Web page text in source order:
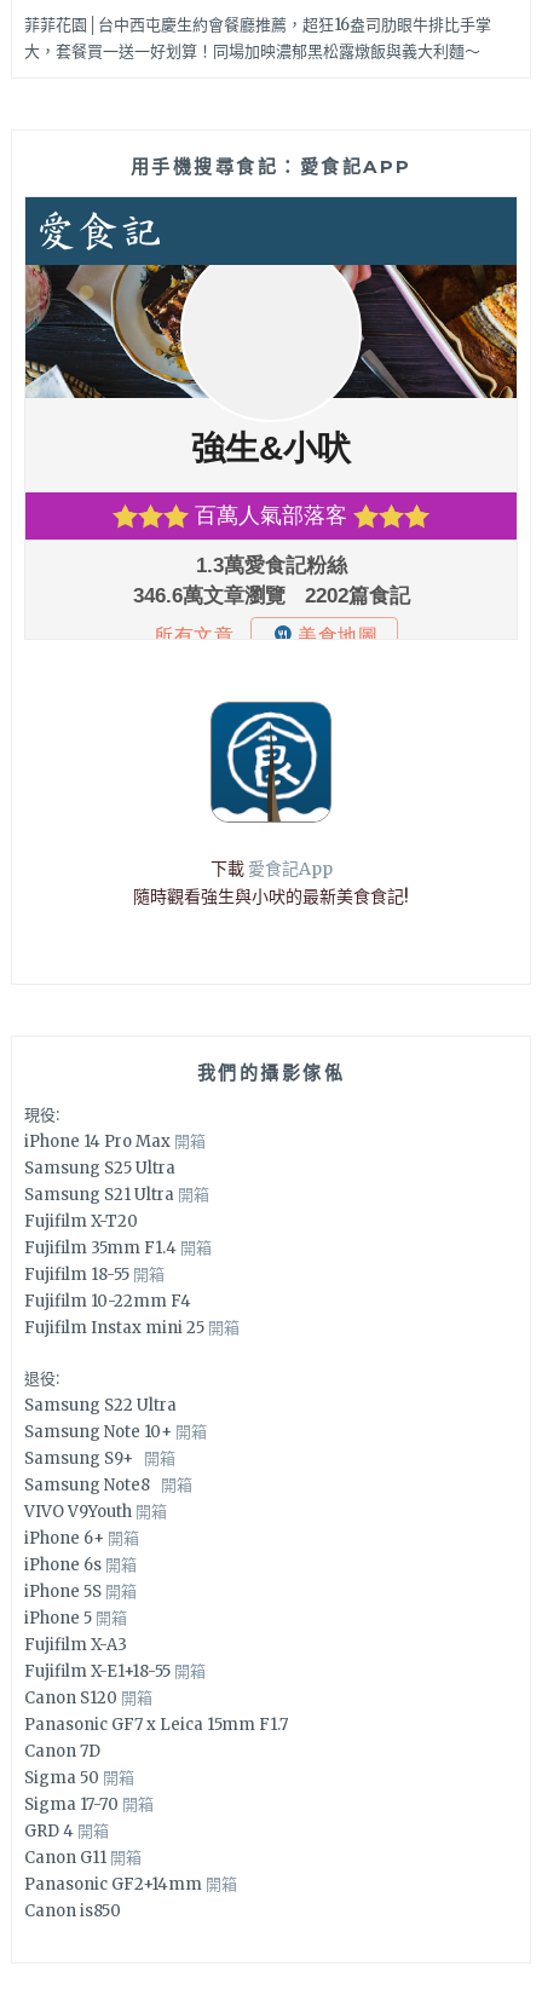
菲菲花園│台中西屯慶生約會餐廳推薦，超狂16盎司肋眼牛排比手掌
大，套餐買一送一好划算！同場加映濃郁黑松露燉飯與義大利麵～
用手機搜尋食記：愛食記APP
下載 愛食記App
隨時觀看強生與小吠的最新美食食記!
我們的攝影傢俬
現役:
iPhone 14 Pro Max 開箱
Samsung S25 Ultra
Samsung S21 Ultra 開箱
Fujifilm X-T20
Fujifilm 35mm F1.4 開箱
Fujifilm 18-55 開箱
Fujifilm 10-22mm F4
Fujifilm Instax mini 25 開箱
退役:
Samsung S22 Ultra
Samsung Note 10+ 開箱
Samsung S9+ 開箱
Samsung Note8 開箱
VIVO V9Youth 開箱
iPhone 6+ 開箱
iPhone 6s 開箱
iPhone 5S 開箱
iPhone 5 開箱
Fujifilm X-A3
Fujifilm X-E1+18-55 開箱
Canon S120 開箱
Panasonic GF7 x Leica 15mm F1.7
Canon 7D
Sigma 50 開箱
Sigma 17-70 開箱
GRD 4 開箱
Canon G11 開箱
Panasonic GF2+14mm 開箱
Canon is850